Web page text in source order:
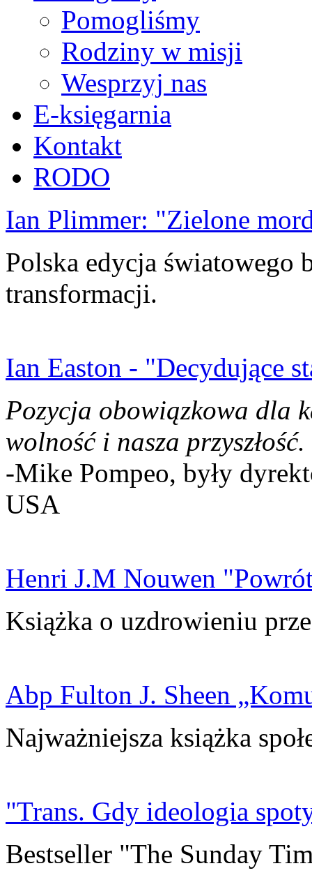
Pomogliśmy
Rodziny w misji
Wesprzyj nas
E-księgarnia
Kontakt
RODO
Ian Plimmer: "Zielone
Polska edycja światowego
transformacji.
Ian Easton - "Decydujące
Pozycja obowiązkowa dla
wolność i nasza przyszłość.
-Mike Pompeo, były
USA
Henri J.M Nouwen
Książka o uzdrowieniu
Abp Fulton J. Sheen
Najważniejsza książka
"Trans. Gdy ideologia
Bestseller "The Sunday